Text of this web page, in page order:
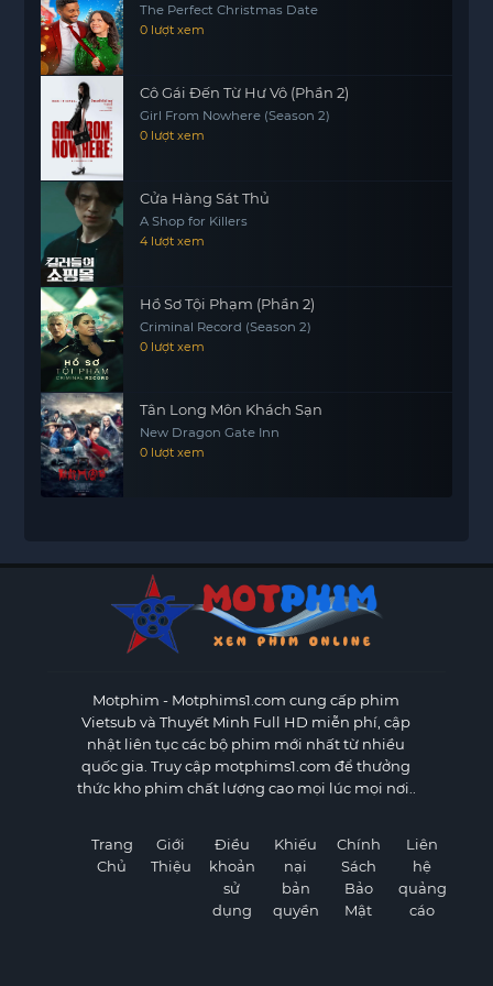
The Perfect Christmas Date
0 lượt xem
Cô Gái Đến Từ Hư Vô (Phần 2)
Girl From Nowhere (Season 2)
0 lượt xem
Cửa Hàng Sát Thủ
A Shop for Killers
4 lượt xem
Hồ Sơ Tội Phạm (Phần 2)
Criminal Record (Season 2)
0 lượt xem
Tân Long Môn Khách Sạn
New Dragon Gate Inn
0 lượt xem
Motphim - Motphims1.com cung cấp phim
Vietsub và Thuyết Minh Full HD miễn phí, cập
nhật liên tục các bộ phim mới nhất từ nhiều
quốc gia. Truy cập motphims1.com để thưởng
thức kho phim chất lượng cao mọi lúc mọi nơi..
Trang
Chủ
Giới
Thiệu
Điều
khoản
sử
dụng
Khiếu
nại
bản
quyền
Chính
Sách
Bảo
Mật
Liên
hệ
quảng
cáo